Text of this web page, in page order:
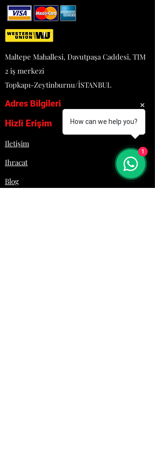
- Güç: 0,24 Elek. kW ~ 50 Hz AC
220/230V 1N
- Boyutlar: 568x800x817 mm
- Ağırlık: 58 kg
Maltepe Mahallesi, Davutpaşa Caddesi, TIM
2 iş merkezi
Topkapı-Zeytinburnu/İSTANBUL
Adres Bilgileri
Hizli Erişim
Iletişim
Ihracat
Blog
How can we help you?
1